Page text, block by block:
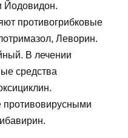
Йодовидон.
противогрибковые
Леворин.
В лечении
средства
противовирусными